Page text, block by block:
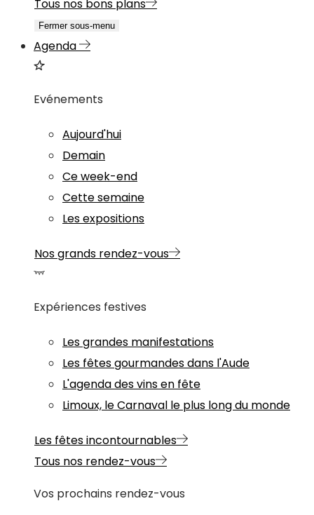
Tous nos bons plans
Fermer sous-menu
Agenda
Evénements
Aujourd'hui
Demain
Ce week-end
Cette semaine
Les expositions
Nos grands rendez-vous
Expériences festives
Les grandes manifestations
Les fêtes gourmandes dans l'Aude
L'agenda des vins en fête
Limoux, le Carnaval le plus long du monde
Les fêtes incontournables
Tous nos rendez-vous
Vos prochains rendez-vous